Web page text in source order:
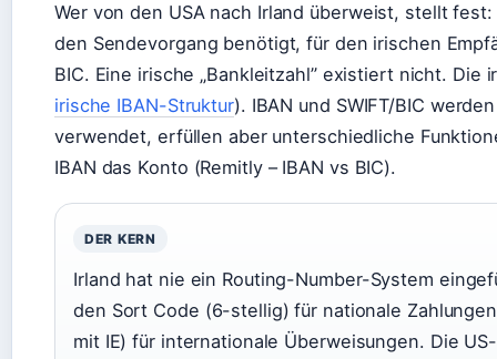
Wer von den USA nach Irland überweist, stellt
den Sendevorgang benötigt, für den irischen
BIC. Eine irische „Bankleitzahl” existiert nicht. Die
irische IBAN-Struktur). IBAN und SWIFT/BIC
verwendet, erfüllen aber unterschiedliche
IBAN das Konto (Remitly – IBAN vs BIC).
DER KERN
Irland hat nie ein Routing-Number-System
den Sort Code (6-stellig) für nationale
mit IE) für internationale Überweisungen. Die